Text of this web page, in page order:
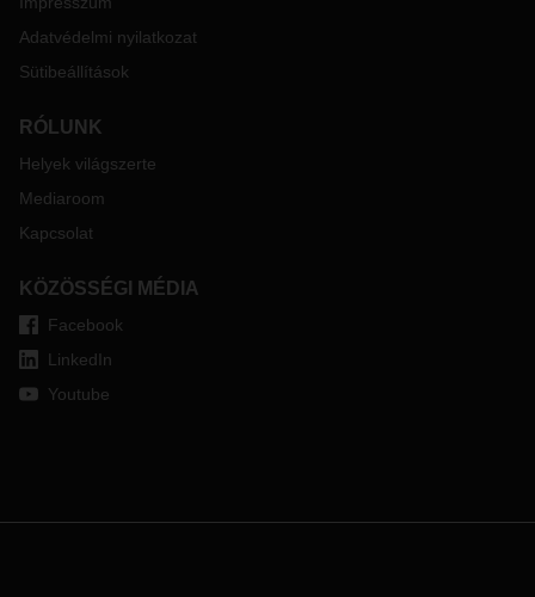
Adatvédelmi nyilatkozat
Sütibeállítások
RÓLUNK
Helyek világszerte
Mediaroom
Kapcsolat
KÖZÖSSÉGI MÉDIA
Facebook
LinkedIn
Youtube